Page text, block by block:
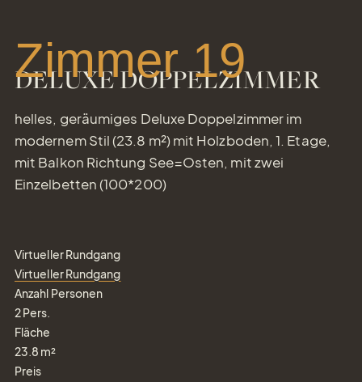
DELUXE DOPPELZIMMER
Zimmer 19
helles, geräumiges Deluxe Doppelzimmer im
modernem Stil (23.8 m²) mit Holzboden, 1. Etage,
mit Balkon Richtung See=Osten, mit zwei
Einzelbetten (100*200)
Virtueller Rundgang
Virtueller Rundgang
Anzahl Personen
2Pers.
Fläche
23.8 m²
Preis